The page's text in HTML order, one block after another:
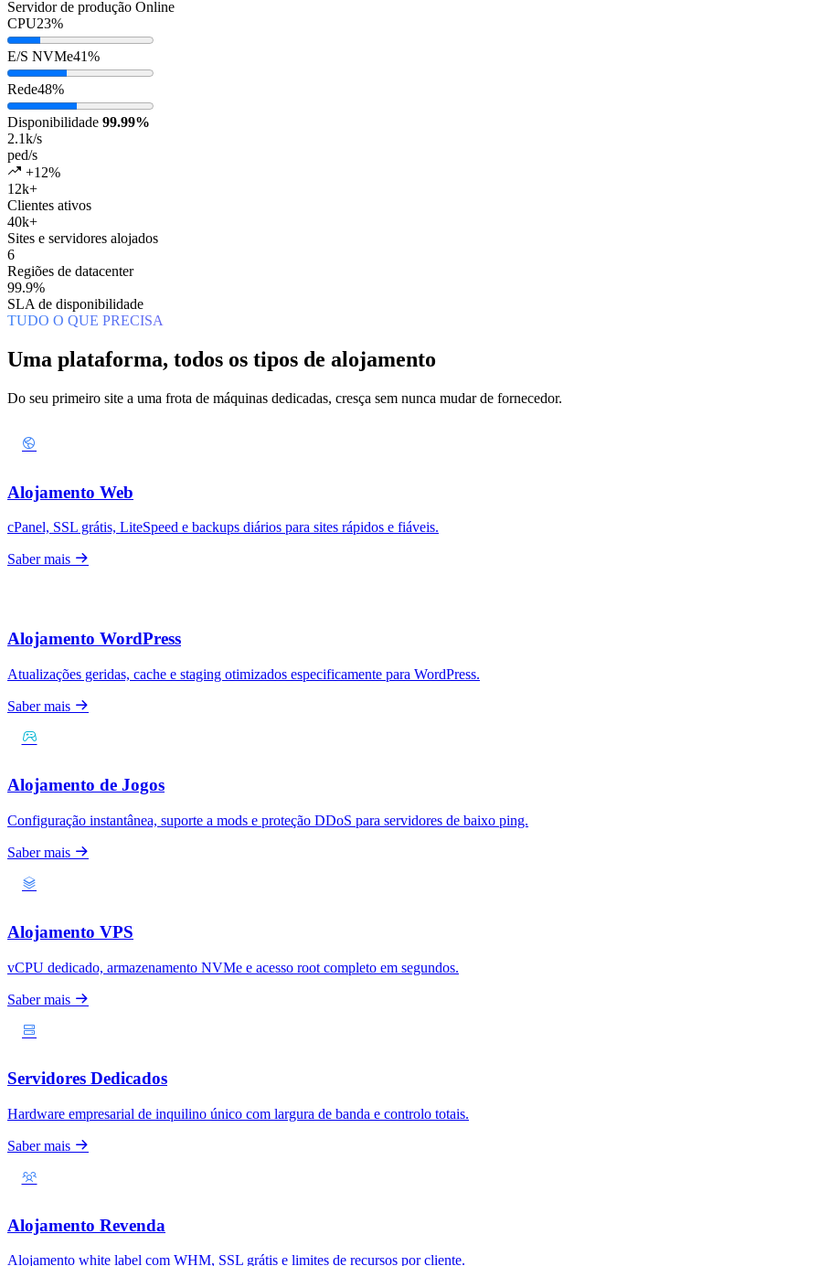
Servidor de produção Online
CPU23%
E/S NVMe41%
Rede48%
Disponibilidade 99.99%
2.1k/s
ped/s
+12%
12k+
Clientes ativos
40k+
Sites e servidores alojados
6
Regiões de datacenter
99.9%
SLA de disponibilidade
TUDO O QUE PRECISA
Uma plataforma, todos os tipos de alojamento
Do seu primeiro site a uma frota de máquinas dedicadas, cresça sem nunca mudar de fornecedor.
Alojamento Web
cPanel, SSL grátis, LiteSpeed e backups diários para sites rápidos e fiáveis.
Saber mais
Alojamento WordPress
Atualizações geridas, cache e staging otimizados especificamente para WordPress.
Saber mais
Alojamento de Jogos
Configuração instantânea, suporte a mods e proteção DDoS para servidores de baixo ping.
Saber mais
Alojamento VPS
vCPU dedicado, armazenamento NVMe e acesso root completo em segundos.
Saber mais
Servidores Dedicados
Hardware empresarial de inquilino único com largura de banda e controlo totais.
Saber mais
Alojamento Revenda
Alojamento white label com WHM, SSL grátis e limites de recursos por cliente.